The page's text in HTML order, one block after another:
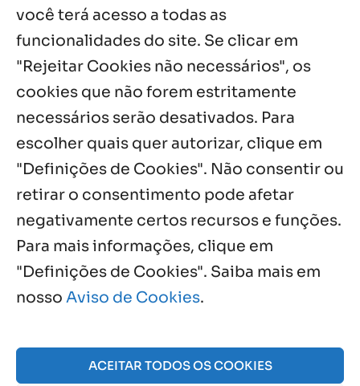
você terá acesso a todas as
funcionalidades do site. Se clicar em
"Rejeitar Cookies não necessários", os
cookies que não forem estritamente
necessários serão desativados. Para
escolher quais quer autorizar, clique em
"Definições de Cookies". Não consentir ou
retirar o consentimento pode afetar
negativamente certos recursos e funções.
Para mais informações, clique em
"Definições de Cookies". Saiba mais em
nosso Aviso de Cookies.
ACEITAR TODOS OS COOKIES
Fazenda Dom Mário comemora 5 anos
com testemunhos e missa em São
Cristóvão
5 ago, 2026
Notícias por Categoria
Próximos Eventos
Agosto, 2026